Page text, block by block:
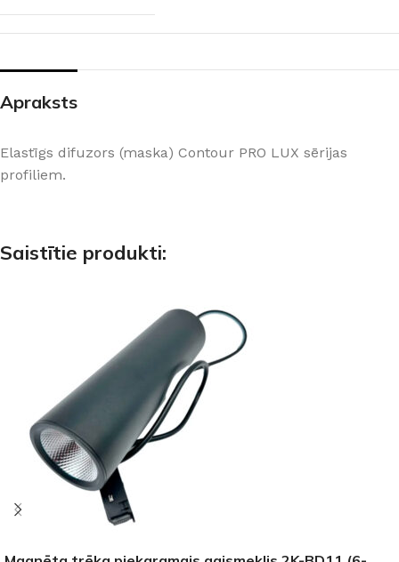
Apraksts
Elastīgs difuzors (maska) Contour PRO LUX sērijas
profiliem.
Saistītie produkti: